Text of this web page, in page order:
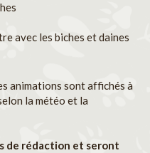
avec les biches et daines
animations sont affichés à
la météo et la
de rédaction et seront